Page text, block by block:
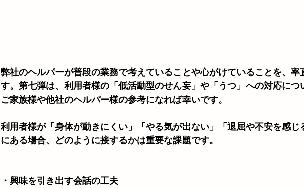
弊社のヘルパーが普段の業務で考えていることや心がけていることを、率
す。第七弾は、利用者様の「低活動型のせん妄」や「うつ」への対応につ
ご家族様や他社のヘルパー様の参考になれば幸いです。
利用者様が「身体が動きにくい」「やる気が出ない」「退屈や不安を感じ
にある場合、どのように接するかは重要な課題です。
・興味を引き出す会話の工夫